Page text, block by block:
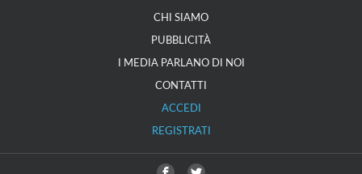
CHI SIAMO
PUBBLICITÀ
I MEDIA PARLANO DI NOI
CONTATTI
ACCEDI
REGISTRATI